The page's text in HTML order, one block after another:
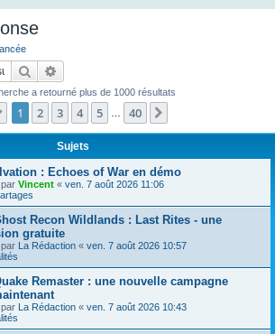
Rechercher
a retourné plus de 1000 résultats
Page 1sur40
1 2 3 4 5 40
Sujets
: Echoes of War en démo
Vincent « ven. 7 août 2026 11:06
Recon Wildlands : Last Rites - une
gratuite
La Rédaction « ven. 7 août 2026 10:57
Remaster : une nouvelle campagne
La Rédaction « ven. 7 août 2026 10:43